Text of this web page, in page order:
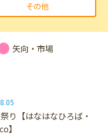
その他
矢向・市場
り【はなはなひろば・
】